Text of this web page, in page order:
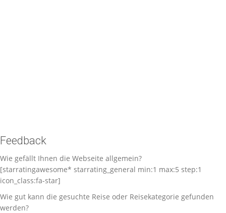
Feedback
Wie gefällt Ihnen die Webseite allgemein?
[starratingawesome* starrating_general min:1 max:5 step:1
icon_class:fa-star]
Wie gut kann die gesuchte Reise oder Reisekategorie gefunden
werden?